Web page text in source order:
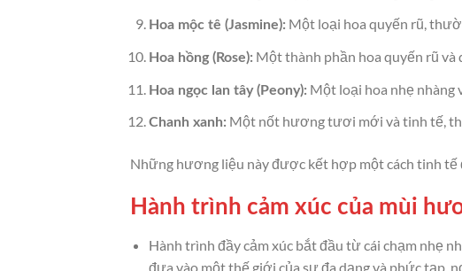
Hoa mộc tê (Jasmine): Một loại hoa quyến rũ,
Hoa hồng (Rose): Một thành phần hoa quyến rũ
Hoa ngọc lan tây (Peony): Một loại hoa nhẹ
Chanh xanh: Một nốt hương tươi mới và tinh tế,
Những hương liệu này được kết hợp một cách tinh tế
Hành trình cảm xúc của mùi
Hành trình đầy cảm xúc bắt đầu từ cái chạm nhẹ
đưa vào một thế giới của sự đa dạng và phức tạp,